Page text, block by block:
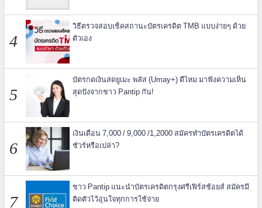
วิธีตรวจสอบเช็คสถานะบัตรเครดิต TMB แบบง่ายๆ ด้วย
ตัวเอง
บัตรกดเงินสดยูเมะ พลัส (Umay+) ดีไหม มาฟังความเห็น
สุดปังจากชาว Pantip กัน!
เงินเดือน 7,000 / 9,000 /1,2000 สมัครทำบัตรเครดิตได้
ชัวร์หรือเปล่า?
ชาว Pantip แนะนำบัตรเครดิตกรุงศรีเฟิร์สช้อยส์ สมัครมี
ติดตัวไว้อุ่นใจทุกการใช้จ่าย